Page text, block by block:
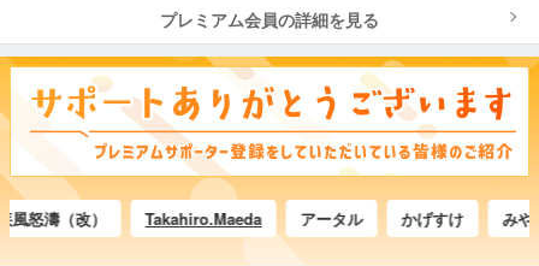
プレミアム会員の詳細を見る
濤（改） Takahiro.Maeda アータル かげすけ みやじい